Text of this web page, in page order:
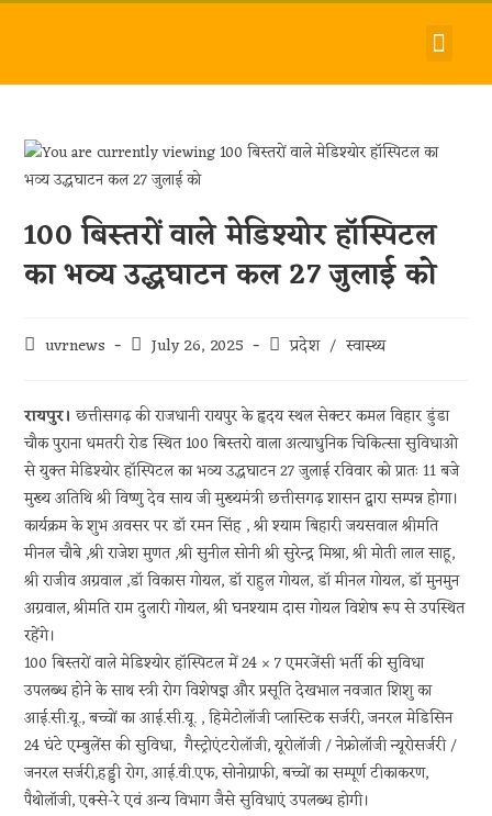
100 बिस्तरों वाले मेडिश्योर हॉस्पिटल
का भव्य उद्धघाटन कल 27 जुलाई को
uvrnews July 26, 2025 प्रदेश / स्वास्थ्य
रायपुर। छत्तीसगढ़ की राजधानी रायपुर के हृदय स्थल सेक्टर कमल विहार डुंडा
चौक पुराना धमतरी रोड स्थित 100 बिस्तरो वाला अत्याधुनिक चिकित्सा सुविधाओ
से युक्त मेडिश्योर हॉस्पिटल का भव्य उद्धघाटन 27 जुलाई रविवार को प्रातः 11 बजे
मुख्य अतिथि श्री विष्णु देव साय जी मुख्यमंत्री छत्तीसगढ़ शासन द्वारा सम्पन्न होगा।
कार्यक्रम के शुभ अवसर पर डॉ रमन सिंह , श्री श्याम बिहारी जयसवाल श्रीमति
मीनल चौबे ,श्री राजेश मुणत ,श्री सुनील सोनी श्री सुरेन्द्र मिश्रा, श्री मोती लाल साहू,
श्री राजीव अग्रवाल ,डॉ विकास गोयल, डॉ राहुल गोयल, डॉ मीनल गोयल, डॉ मुनमुन
अग्रवाल, श्रीमति राम दुलारी गोयल, श्री घनश्याम दास गोयल विशेष रूप से उपस्थित
रहेंगे।
100 बिस्तरों वाले मेडिश्योर हॉस्पिटल में 24 × 7 एमरजेंसी भर्ती की सुविधा
उपलब्ध होने के साथ स्त्री रोग विशेषज्ञ और प्रसूति देखभाल नवजात शिशु का
आई.सी.यू., बच्चों का आई.सी.यू. , हिमेटोलॉजी प्लास्टिक सर्जरी, जनरल मेडिसिन
24 घंटे एम्बुलेंस की सुविधा, गैस्ट्रोएंटरोलॉजी, यूरोलॉजी / नेफ्रोलॉजी न्यूरोसर्जरी /
जनरल सर्जरी,हड्डी रोग, आई.वी.एफ, सोनोग्राफी, बच्चों का सम्पूर्ण टीकाकरण,
पैथोलॉजी, एक्से-रे एवं अन्य विभाग जैसे सुविधाएं उपलब्ध होगी।